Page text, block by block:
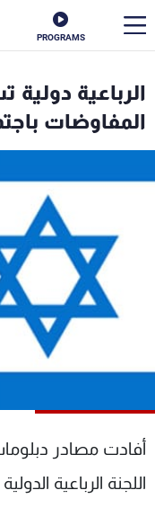
PROGRAMS
الرباعية
المفاوضات
أفادت مصادر
اللجنة الرباعية
الأخبار
منوعات
كأس العالم
البرامج
الترددات